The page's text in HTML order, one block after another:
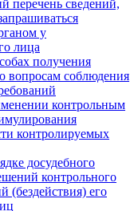
перечень сведений,
у
лица
получения
вопросам соблюдения
контрольным
контролируемых
досудебного
контрольного
(бездействия) его